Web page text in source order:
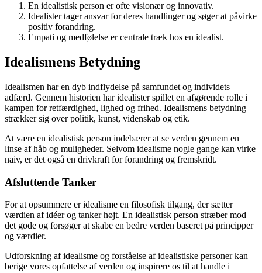
En idealistisk person er ofte visionær og innovativ.
Idealister tager ansvar for deres handlinger og søger at påvirke
positiv forandring.
Empati og medfølelse er centrale træk hos en idealist.
Idealismens Betydning
Idealismen har en dyb indflydelse på samfundet og individets
adfærd. Gennem historien har idealister spillet en afgørende rolle i
kampen for retfærdighed, lighed og frihed. Idealismens betydning
strækker sig over politik, kunst, videnskab og etik.
At være en idealistisk person indebærer at se verden gennem en
linse af håb og muligheder. Selvom idealisme nogle gange kan virke
naiv, er det også en drivkraft for forandring og fremskridt.
Afsluttende Tanker
For at opsummere er idealisme en filosofisk tilgang, der sætter
værdien af idéer og tanker højt. En idealistisk person stræber mod
det gode og forsøger at skabe en bedre verden baseret på principper
og værdier.
Udforskning af idealisme og forståelse af idealistiske personer kan
berige vores opfattelse af verden og inspirere os til at handle i